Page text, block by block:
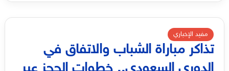
مفيد الإخباري
تذاكر مباراة الشباب والاتفاق في